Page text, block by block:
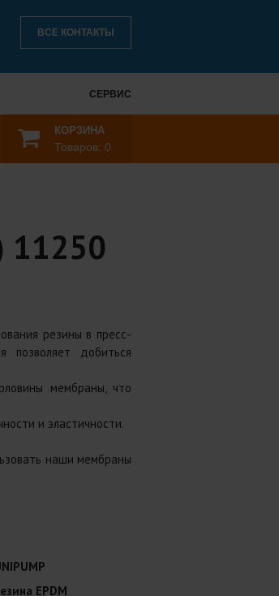
ВСЕ КОНТАКТЫ
СЕРВИС
КОРЗИНА
Товаров: 0
11250
резины в пресс-
позволяет добиться
мембраны, что
и эластичности.
наши мембраны
EPDM